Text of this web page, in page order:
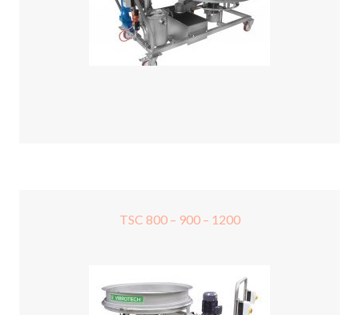
TSC 800 – 900 – 1200